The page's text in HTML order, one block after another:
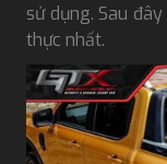
sử dụng. Sau
thực nhất.